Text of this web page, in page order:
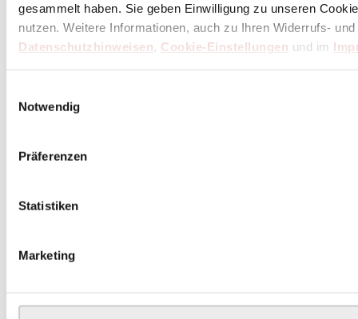
gesammelt haben. Sie geben Einwilligung zu unseren
nutzen. Weitere Informationen, auch zu Ihren Widerrufs-
Datenschutzhinweisen, Cookie-Einstellungen und im
Notwendig
Präferenzen
Statistiken
Marketing